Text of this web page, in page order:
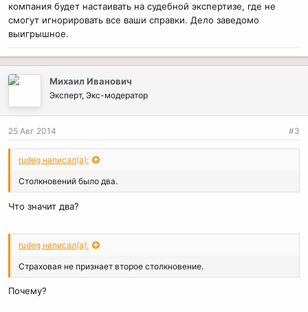
компания будет настаивать на судебной экспертизе, где не
смогут игнорировать все ваши справки. Дело заведомо
выигрышное.
Михаил Иванович
Эксперт, Экс-модератор
25 Авг 2014 #3
rudeg написал(а):
Столкновений было два.
Что значит два?
rudeg написал(а):
Страховая не признает второе столкновение.
Почему?